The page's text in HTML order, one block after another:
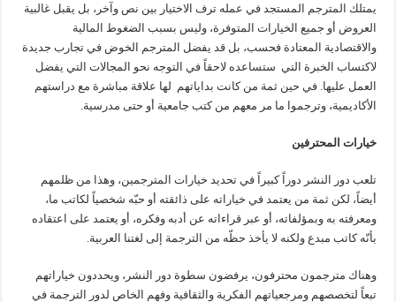
يمتلك المترجم المستجد في عمله ترف الاختيار بين نص وآخر، بل يقبل غالبية
العروض أو جميع الخيارات المتوفرة، وليس بسبب الضغوط المالية
والاقتصادية المعتادة فحسب، بل قد يفضل المترجم الخوض في تجارب جديدة
لاكتساب الخبرة التي ستساعده لاحقاً في التوجه نحو المجالات التي يفضل
العمل عليها. في حين ثمة من كانت بداياتهم لها علاقة مباشرة مع دراستهم
الأكاديمية، وترجموا ما مر معهم من كتب جامعية أو حتى مدرسية.
خيارات المحترفين
تلعب دور النشر دوراً كبيراً في تحديد خيارات المترجمين، وهذا من ظلمهم
أيضاً، لكن ثمة من يعتمد في خياراته على ذائقته أو حبّه شخصياً لكاتب ما،
ومعرفته به وبمؤلفاته، أو عبر قراءاته عن أدبه وفكره، أو يعتمد على اعتقاده
بأنّه كاتب مبدع ولكنه لا يأخذ حظّه من الترجمة إلى لغتنا العربية.
وهناك مترجمون محترفون، يرفضون سطوة دور النشر، ويحددون خياراتهم
تبعاً لتخصصهم ومرجعياتهم الفكرية والثقافية وفهم الخاص لدور الترجمة في